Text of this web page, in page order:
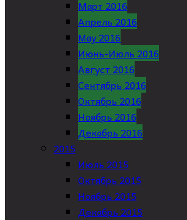
Март 2016
Апрель 2016
May 2016
Июнь-Июль 2016
Август 2016
Сентябрь 2016
Октябрь 2016
Ноябрь 2016
Декабрь 2016
2015
Июль 2015
Октябрь 2015
Ноябрь 2015
Декабрь 2015